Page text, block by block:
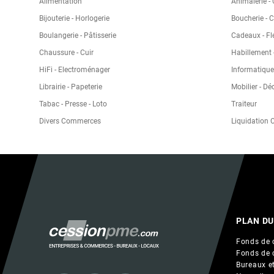
Bijouterie - Horlogerie
Boucherie -
Boulangerie - Pâtisserie
Cadeaux -
Chaussure - Cuir
Habillement
HiFi - Electroménager
Librairie - Papeterie
Mobilier -
Tabac - Presse - Loto
Traiteur
Divers Commerces
Liquidation
PLAN
Fonds de
Fonds de
Bureaux